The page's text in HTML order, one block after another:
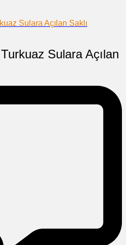
Sulara Açılan Saklı
Sulara Açılan